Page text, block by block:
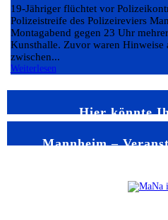
19-Jähriger flüchtet vor
Polizeistreife des Polizeireviers
Montagabend gegen 23 Uhr
Kunsthalle. Zuvor waren Hinweise
zwischen...
Weiterlesen
Hier könnte
Mannheim –